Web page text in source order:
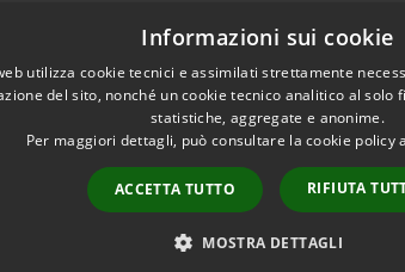
Copyright
Informazioni sui cookie
utilizza cookie tecnici e assimilati strettamente
del sito, nonché un cookie tecnico analitico al
statistiche, aggregate e anonime.
Per maggiori dettagli, può consultare la cookie policy
ACCETTA TUTTO RIFIUTA
MOSTRA DETTAGLI